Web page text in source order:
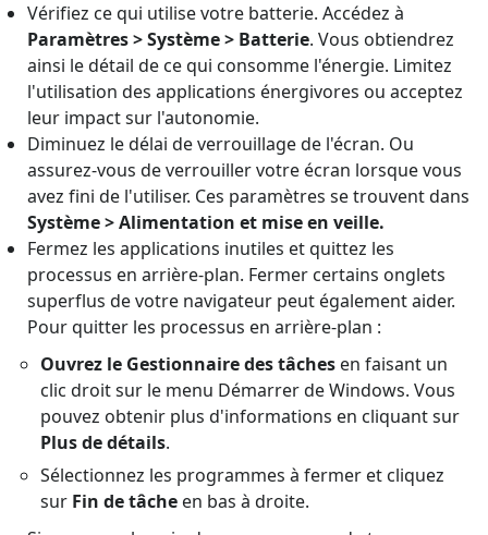
Vérifiez ce qui utilise votre batterie. Accédez à
Paramètres > Système > Batterie. Vous obtiendrez
ainsi le détail de ce qui consomme l'énergie. Limitez
l'utilisation des applications énergivores ou acceptez
leur impact sur l'autonomie.
Diminuez le délai de verrouillage de l'écran. Ou
assurez-vous de verrouiller votre écran lorsque vous
avez fini de l'utiliser. Ces paramètres se trouvent dans
Système > Alimentation et mise en veille.
Fermez les applications inutiles et quittez les
processus en arrière-plan. Fermer certains onglets
superflus de votre navigateur peut également aider.
Pour quitter les processus en arrière-plan :
Ouvrez le Gestionnaire des tâches en faisant un
clic droit sur le menu Démarrer de Windows. Vous
pouvez obtenir plus d'informations en cliquant sur
Plus de détails.
Sélectionnez les programmes à fermer et cliquez
sur Fin de tâche en bas à droite.